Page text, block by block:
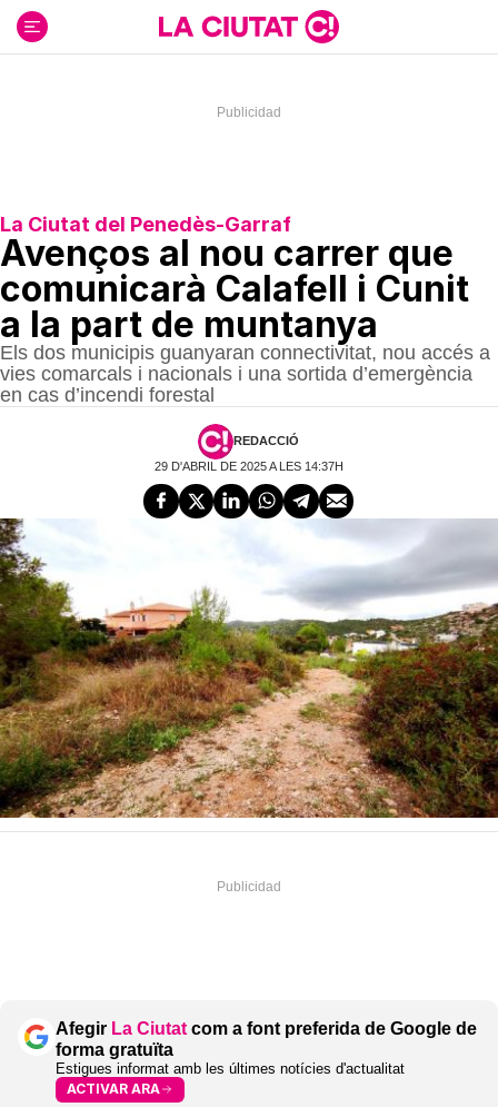
contenido
La Ciutat del Penedès-Garraf
Avenços al nou carrer que
comunicarà Calafell i Cunit
a la part de muntanya
Els dos municipis guanyaran connectivitat, nou accés a
vies comarcals i nacionals i una sortida d’emergència
en cas d’incendi forestal
REDACCIÓ
29 D'ABRIL DE 2025 A LES 14:37H
Afegir La Ciutat com a font preferida de Google de
forma gratuïta
Estigues informat amb les últimes notícies d'actualitat
ACTIVAR ARA